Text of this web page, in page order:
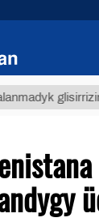
glisirrizin